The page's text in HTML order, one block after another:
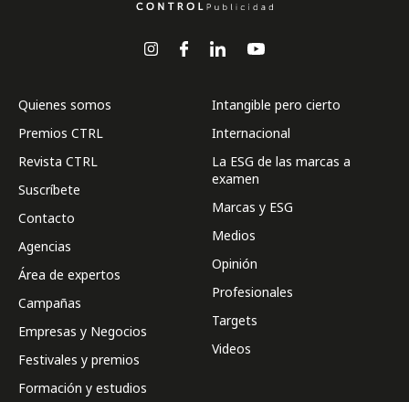
Quienes somos
Premios CTRL
Revista CTRL
Suscríbete
Contacto
Agencias
Área de expertos
Campañas
Empresas y Negocios
Festivales y premios
Formación y estudios
Intangible pero cierto
Internacional
La ESG de las marcas a
examen
Marcas y ESG
Medios
Opinión
Profesionales
Targets
Videos